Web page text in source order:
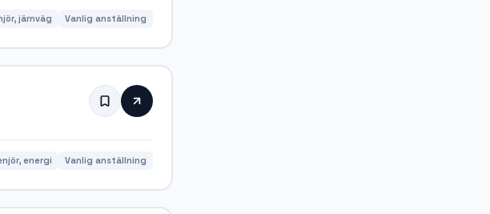
järnväg Vanlig anställning
energi Vanlig anställning